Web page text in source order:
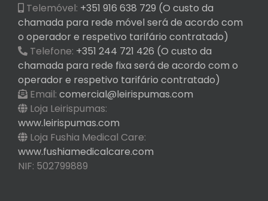
Telemóvel: +351 916 638 729 (O custo da
chamada para rede móvel será de acordo com
o operador e respetivo tarifário contratado)
Telefone: +351 244 721 426 (O custo da
chamada para rede fixa será de acordo com o
operador e respetivo tarifário contratado)
Email: comercial@leirispumas.com
Loja Leirispumas:
www.leirispumas.com
Loja Fushia Medical Care:
www.fushiamedicalcare.com
NIF: 502799889